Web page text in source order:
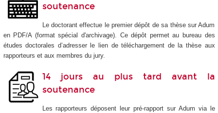
soutenance
Le doctorant effectue le premier dépôt de sa thèse sur Adum
en PDF/A (format spécial d'archivage). Ce dépôt permet au bureau des
études doctorales d’adresser le lien de téléchargement de la thèse aux
rapporteurs et aux membres du jury.
14 jours au plus tard avant la
soutenance
Les rapporteurs déposent leur pré-rapport sur Adum via le